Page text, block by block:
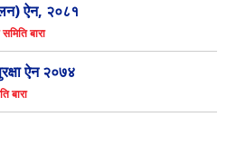
ऐन, २०८१
बारा
ऐन २०७४
बारा